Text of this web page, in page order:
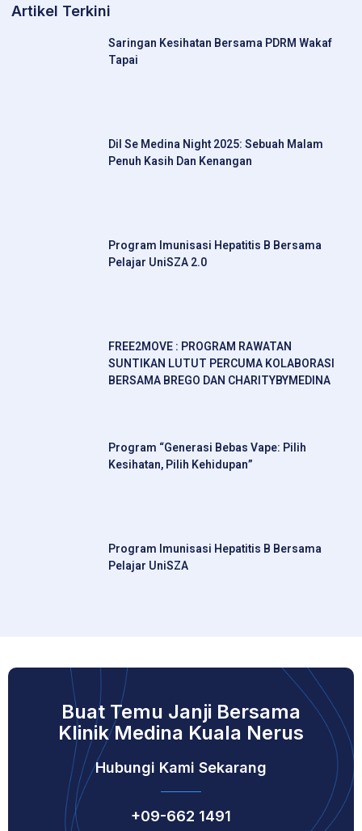
Artikel Terkini
Saringan Kesihatan Bersama PDRM Wakaf
Tapai
Dil Se Medina Night 2025: Sebuah Malam
Penuh Kasih Dan Kenangan
Program Imunisasi Hepatitis B Bersama
Pelajar UniSZA 2.0
FREE2MOVE : PROGRAM RAWATAN
SUNTIKAN LUTUT PERCUMA KOLABORASI
BERSAMA BREGO DAN CHARITYBYMEDINA
Program “Generasi Bebas Vape: Pilih
Kesihatan, Pilih Kehidupan”
Program Imunisasi Hepatitis B Bersama
Pelajar UniSZA
Buat Temu Janji Bersama
Klinik Medina Kuala Nerus
Hubungi Kami Sekarang
+09-662 1491